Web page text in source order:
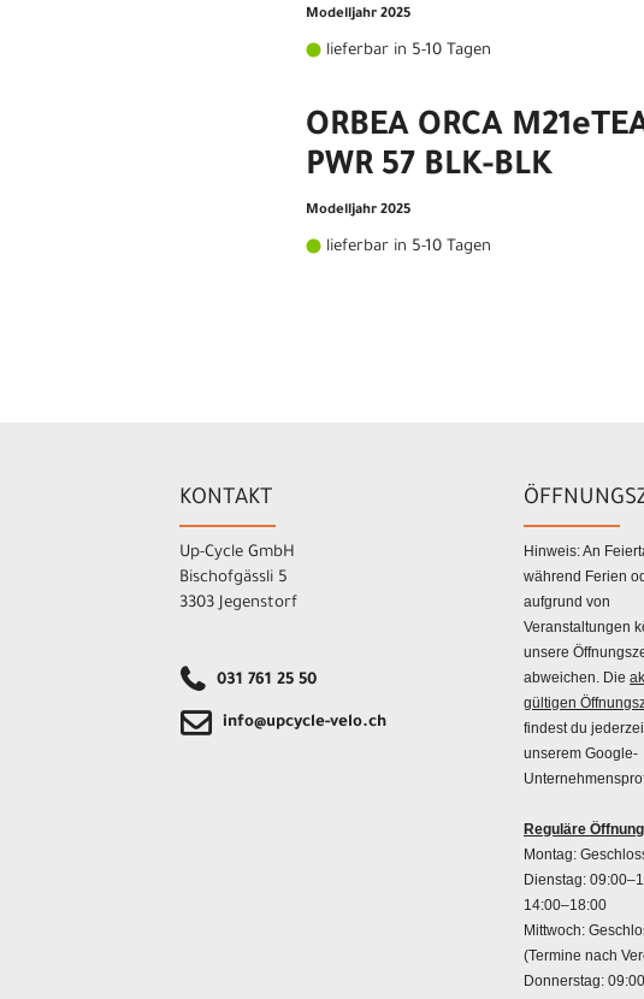
Modelljahr 2025
lieferbar in 5-10 Tagen
ORBEA ORCA
PWR 57 BLK-BLK
Modelljahr 2025
lieferbar in 5-10 Tagen
KONTAKT
Up-Cycle GmbH
Bischofgässli 5
3303 Jegenstorf
031 761 25 50
info@upcycle-velo.ch
Hinweis: An
während Ferien
aufgrund von
Veranstaltungen
unsere
abweichen. Die
gültigen
findest du
unserem Google-
Reguläre
Montag:
Dienstag:
14:00–18:00
Mittwoch:
(Termine nach
Donnerstag: